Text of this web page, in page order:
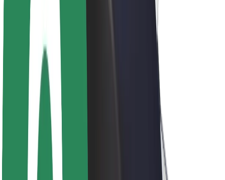
მედია
ურბანული ფონდი
უსაფრთხოება
მგზავრების უსაფრთხოება
მძღოლების უსაფრთხოება
სკუტერის უსაფრთხოება
უსაფრთხოება
ქალაქები
ლოკაციები
ქალაქი უკეთესობისკენ